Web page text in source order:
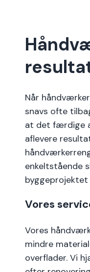
Når
snavs ofte
at det færdige
aflevere
enkeltstående
byggeprojektet
Vores
Vores
mindre
overflader. Vi